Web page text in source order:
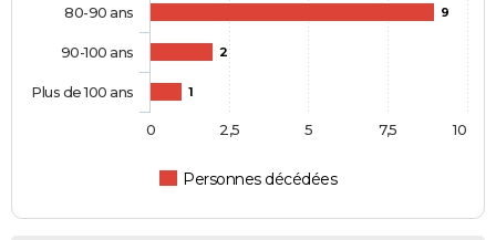
9
2
1
Personnes décédées
80-90 ans
90-100 ans
Plus de 100 ans
0 10
2,5 5 7,5